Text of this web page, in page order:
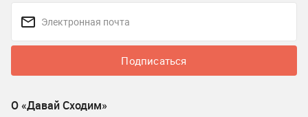
Подписаться
О «Давай Сходим»